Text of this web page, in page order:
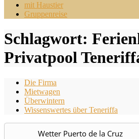
mit Haustier
Gruppenreise
Schlagwort:
Privatpool
Die Firma
Mietwagen
Überwintern
Wissenswertes über Teneriffa
Wetter Puerto de la Cruz